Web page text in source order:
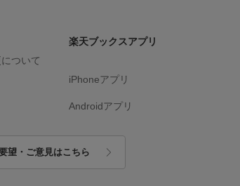
ついて
楽天ブックスアプリ
iPhoneアプリ
Androidアプリ
望・ご意見はこちら